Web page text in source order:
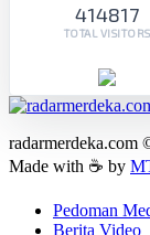
414817
TOTAL VISITORS
Made with ☕ by
Pedoman
Berita Video